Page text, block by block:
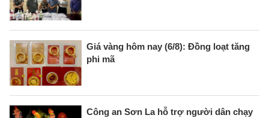
Giá vàng hôm nay (6/8): Đồng loạt tăng
phi mã
Công an Sơn La hỗ trợ người dân chạy